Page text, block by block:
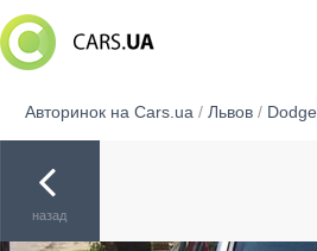
Авторинок на Cars.ua / Львов/ Dodge
назад